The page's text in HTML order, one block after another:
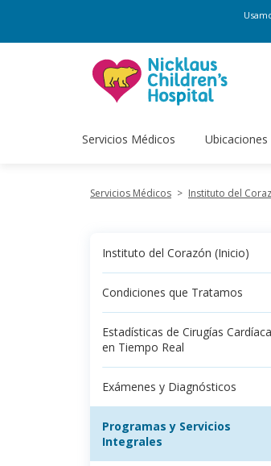
Servicios Médicos Ubicaciones
Servicios Médicos > Instituto del
Instituto del Corazón (Inicio)
Condiciones que Tratamos
Estadísticas de Cirugías
en Tiempo Real
Exámenes y Diagnósticos
Programas y Servicios
Integrales